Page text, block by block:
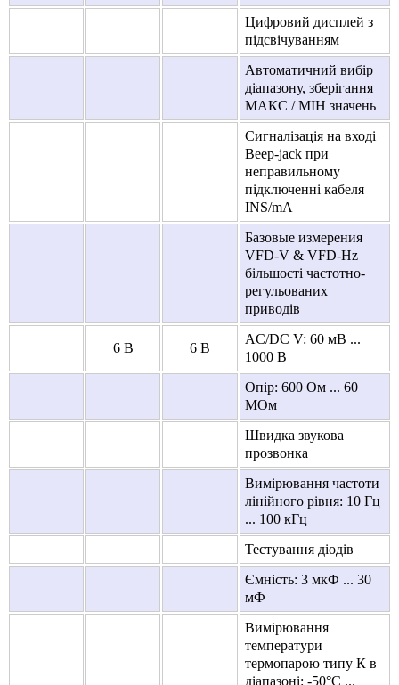
Цифровий дисплей з
підсвічуванням
Автоматичний вибір
діапазону, зберігання
МАКС / МІН значень
Сигналізація на вході
Beep-jack при
неправильному
підключенні кабеля
INS/mA
Базовые измерения
VFD-V & VFD-Hz
більшості частотно-
регульованих
приводів
6 В 6 В
AC/DC V: 60 мВ ...
1000 В
Опір: 600 Ом ... 60
МОм
Швидка звукова
прозвонка
Вимірювання частоти
лінійного рівня: 10 Гц
... 100 кГц
Тестування діодів
Ємність: 3 мкФ ... 30
мФ
Вимірювання
температури
термопарою типу К в
діапазоні: -50°C ...